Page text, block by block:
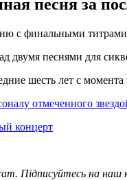
песня за
с финальными
двумя песнями для
шесть лет с
отмеченного
концерт
Підписуйтесь на наш